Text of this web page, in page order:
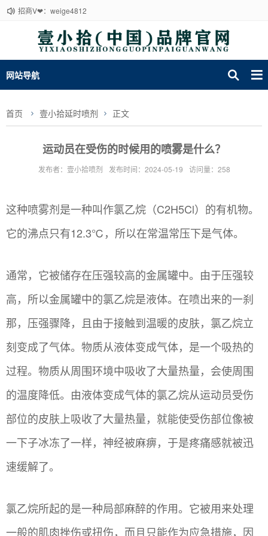
招商V❤：weige4812
网站导航
首页 壹小拾延时喷剂 正文
运动员在受伤的时候用的喷雾是什么？
发布者：壹小拾喷剂 发布时间：2024-05-19 访问量：258
这种喷雾剂是一种叫作氯乙烷（C2H5Cl）的有机物。
它的沸点只有12.3℃，所以在常温常压下是气体。
通常，它被储存在压强较高的金属罐中。由于压强较
高，所以金属罐中的氯乙烷是液体。在喷出来的一刹
那，压强骤降，且由于接触到温暖的皮肤，氯乙烷立
刻变成了气体。物质从液体变成气体，是一个吸热的
过程。物质从周围环境中吸收了大量热量，会使周围
的温度降低。由液体变成气体的氯乙烷从运动员受伤
部位的皮肤上吸收了大量热量，就能使受伤部位像被
一下子冰冻了一样，神经被麻痹，于是疼痛感就被迅
速缓解了。
氯乙烷所起的是一种局部麻醉的作用。它被用来处理
一般的肌肉挫伤或扭伤，而且只能作为应急措施，因